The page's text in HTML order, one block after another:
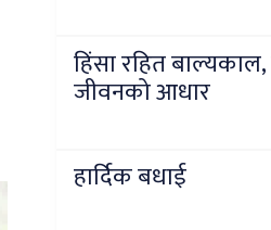
हिंसा रहित
जीवनको आधार
हार्दिक बधाई